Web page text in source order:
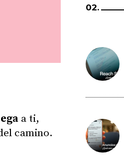
a ti,
camino.